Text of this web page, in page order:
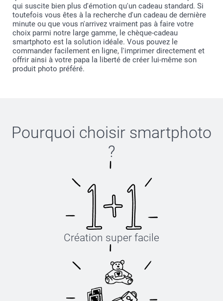
qui suscite bien plus d'émotion qu'un cadeau standard. Si
toutefois vous êtes à la recherche d'un cadeau de dernière
minute ou que vous n'arrivez vraiment pas à faire votre
choix parmi notre large gamme, le chèque-cadeau
smartphoto est la solution idéale. Vous pouvez le
commander facilement en ligne, l'imprimer directement et
offrir ainsi à votre papa la liberté de créer lui-même son
produit photo préféré.
Pourquoi choisir smartphoto
?
Création super facile